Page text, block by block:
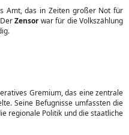
Amt, das in Zeiten großer Not für
Zensorwar für die Volkszählung
Gremium, das eine zentrale
Seine Befugnisse umfassten die
regionale Politik und die staatliche